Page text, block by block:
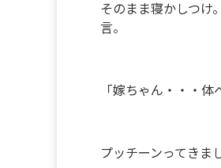
そのまま寝かしつけ
言。
「嫁ちゃん・・・体
プッチーンってきま